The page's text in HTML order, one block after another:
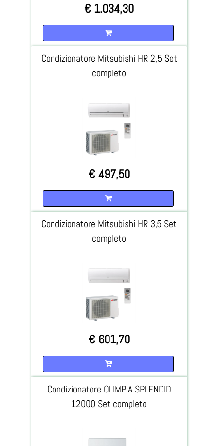
€ 1.034,30
Condizionatore Mitsubishi HR 2,5 Set
completo
€ 497,50
Condizionatore Mitsubishi HR 3,5 Set
completo
€ 601,70
Condizionatore OLIMPIA SPLENDID
12000 Set completo